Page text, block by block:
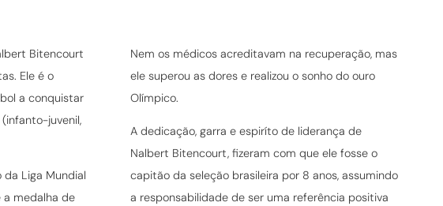
Bitencourt
Ele é o
a conquistar
juvenil,
da Liga Mundial
a medalha de
Nem os médicos acreditavam na recuperação, mas
ele superou as dores e realizou o sonho do ouro
Olímpico.
A dedicação, garra e espiríto de liderança de
Nalbert Bitencourt, fizeram com que ele fosse o
capitão da seleção brasileira por 8 anos, assumindo
a responsabilidade de ser uma referência positiva